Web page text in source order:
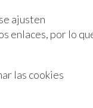
ajusten
enlaces, por lo
las cookies